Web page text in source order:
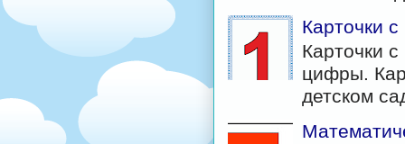
Карточки
Карточки
цифры.
детском